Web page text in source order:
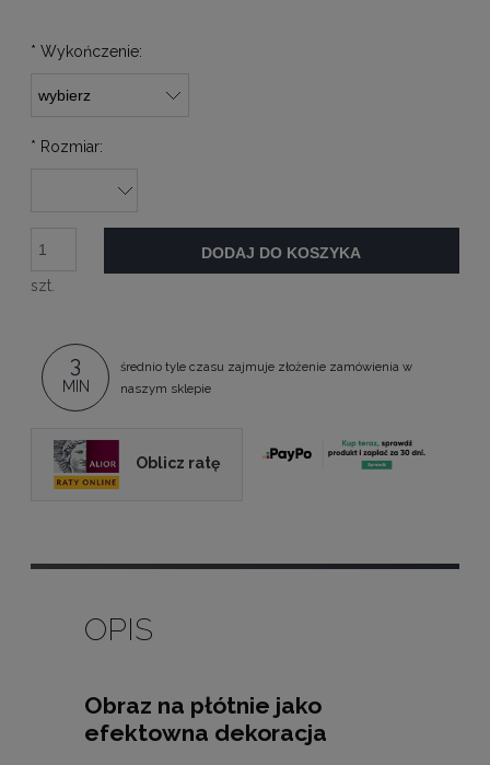
* Wykończenie:
* Rozmiar:
szt.
DODAJ DO KOSZYKA
3
MIN
średnio tyle czasu zajmuje złożenie zamówienia w
naszym sklepie
Oblicz ratę
OPIS
Obraz na płótnie jako
efektowna dekoracja